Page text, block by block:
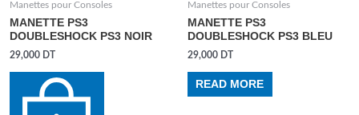
Manettes pour Consoles
MANETTE PS3
DOUBLESHOCK PS3 NOIR
29,000 DT
Manettes pour Consoles
MANETTE PS3
DOUBLESHOCK PS3 BLEU
29,000 DT
READ MORE